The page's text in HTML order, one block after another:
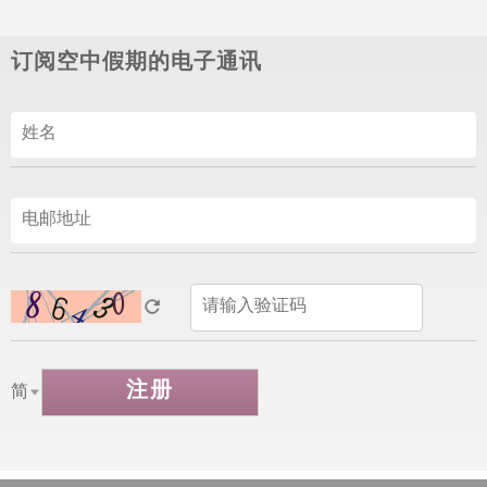
订阅空中假期的电子通讯
简 注册